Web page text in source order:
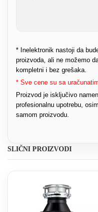
* Inelektronik nastoji da
proizvoda, ali ne možemo
kompletni i bez grešaka.
* Sve cene su sa
Proizvod je isključivo
profesionalnu upotrebu,
samom proizvodu.
SLIČNI PROIZVODI